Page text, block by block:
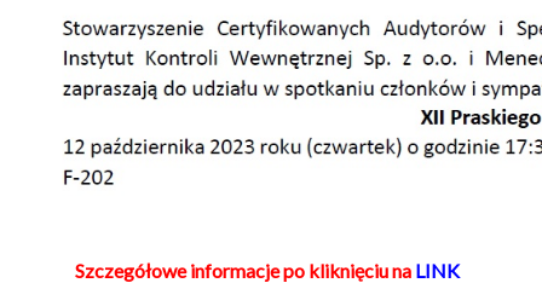
Szczegółowe informacje po kliknięciu na LINK